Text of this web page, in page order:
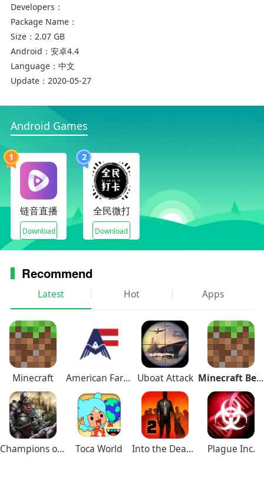
2、现在邀请好友一起来看短视频你可以获得平台
奖励的红包，收益非常可观
3、视频的全部都是原创出来的，不会有什么太多
的动作来
咪乐小视频软件点评
随时可以去刷一刷可是没有什么太多问题存在，各
种操作自己来选择，有时间就可以取得不菲的奖励
了。
Developers：
Package Name：
Size： 2.07 GB
Android： 安卓4.4
Language： 中文
Update： 2020-05-27
Android Games
1
链音直播
Download
2
全民微打卡
Download
Recommend
Latest Hot Apps
Minecraft American Farming Uboat Attack Minecraft Beta
Champions of Avan Toca World Into the Dead 2 Plague Inc.